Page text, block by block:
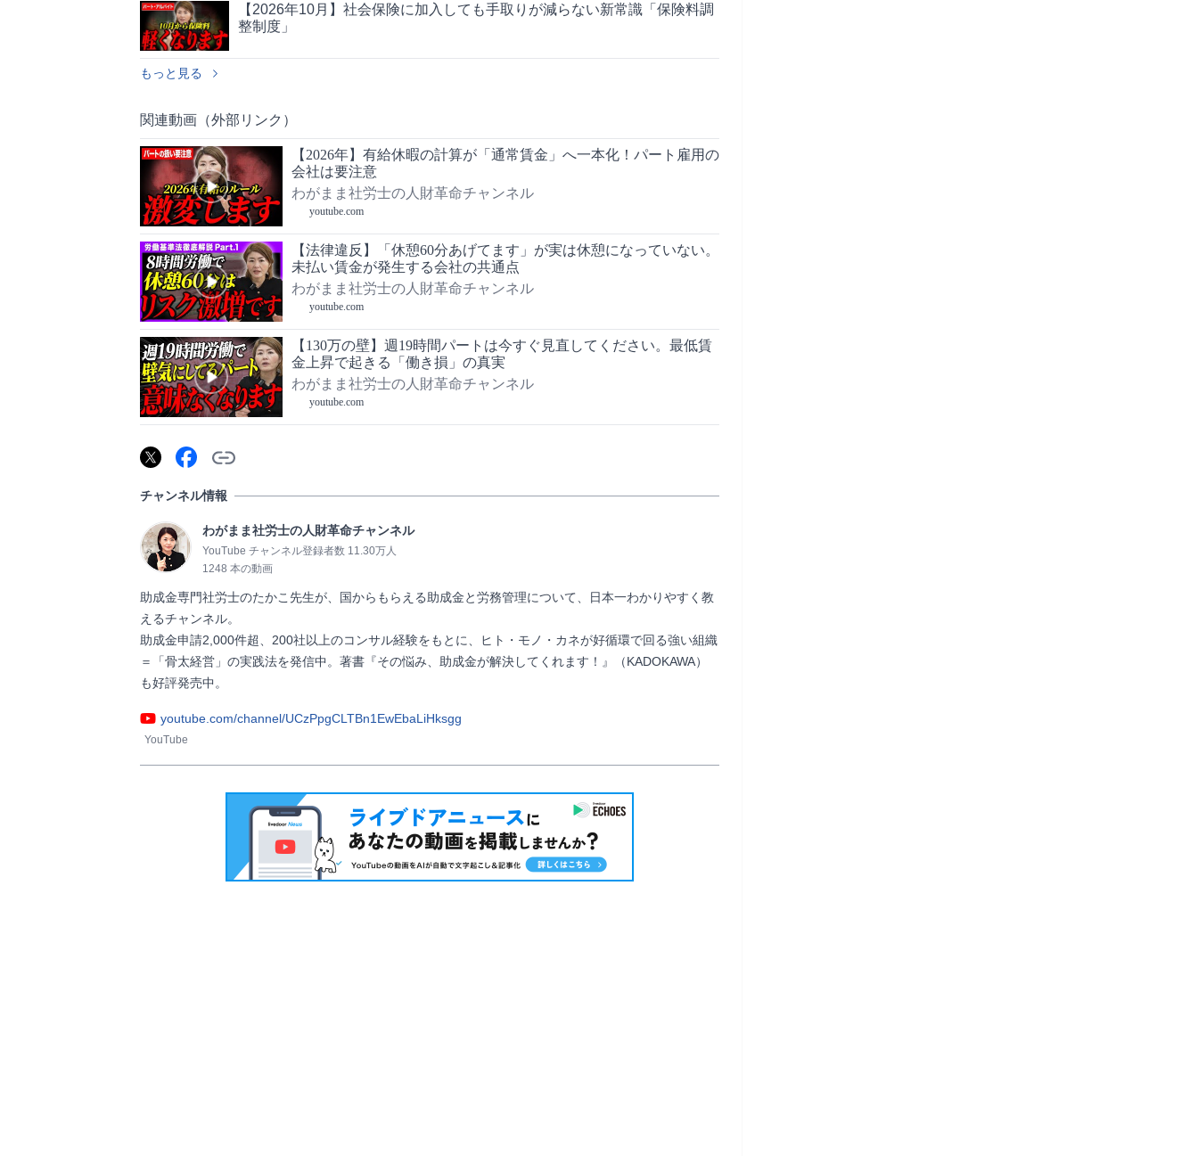
【2026年10月】社会保険に加入しても手取りが減らない新常識「保険料調
整制度」
もっと見る
関連動画（外部リンク）
【2026年】有給休暇の計算が「通常賃金」へ一本化！パート雇用の
会社は要注意
わがまま社労士の人財革命チャンネル
youtube.com
【法律違反】「休憩60分あげてます」が実は休憩になっていない。
未払い賃金が発生する会社の共通点
わがまま社労士の人財革命チャンネル
youtube.com
【130万の壁】週19時間パートは今すぐ見直してください。最低賃
金上昇で起きる「働き損」の真実
わがまま社労士の人財革命チャンネル
youtube.com
チャンネル情報
わがまま社労士の人財革命チャンネル
YouTube チャンネル登録者数 11.30万人
1248 本の動画
助成金専門社労士のたかこ先生が、国からもらえる助成金と労務管理について、日本一わかりやすく教
えるチャンネル。
助成金申請2,000件超、200社以上のコンサル経験をもとに、ヒト・モノ・カネが好循環で回る強い組織
＝「骨太経営」の実践法を発信中。著書『その悩み、助成金が解決してくれます！』（KADOKAWA）
も好評発売中。
youtube.com/channel/UCzPpgCLTBn1EwEbaLiHksgg
YouTube